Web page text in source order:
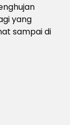
yang
sampai di